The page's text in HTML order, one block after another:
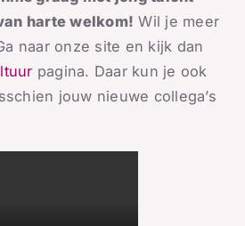
harte welkom! Wil je meer
naar onze site en kijk dan
pagina. Daar kun je ook
jouw nieuwe collega’s